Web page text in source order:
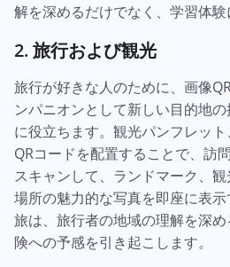
解を深めるだけでなく、学習体験
2. 旅行および観光
旅行が好きな人のために、画像
ンパニオンとして新しい目的地
に役立ちます。観光パンフレッ
QRコードを配置することで、訪
スキャンして、ランドマーク、
場所の魅力的な写真を即座に表
旅は、旅行者の地域の理解を深
険への予感を引き起こします。